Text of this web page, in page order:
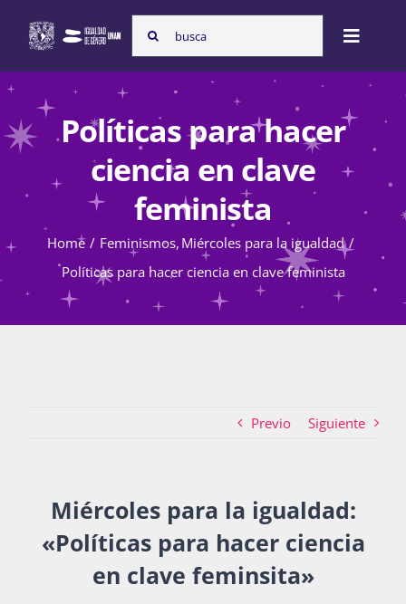
content
Search
for:
Toggle
Nosotras
Programas
Atención de la violencia de género
La Boletina
Políticas para hacer
ciencia en clave
feminista
Home Feminismos Miércoles para la igualdad
Políticas para hacer ciencia en clave feminista
Previo Siguiente
Miércoles para la igualdad:
«Políticas para hacer ciencia
en clave feminsita»